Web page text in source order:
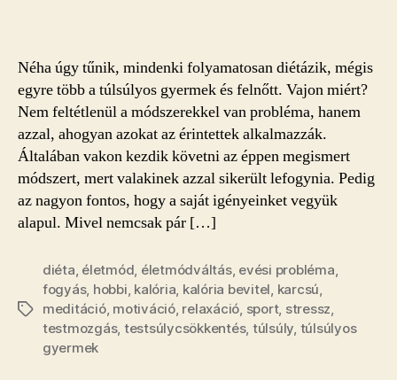
a
túlsúlyra…
bejegyzéshez
Néha úgy tűnik, mindenki folyamatosan diétázik, mégis
egyre több a túlsúlyos gyermek és felnőtt. Vajon miért?
Nem feltétlenül a módszerekkel van probléma, hanem
azzal, ahogyan azokat az érintettek alkalmazzák.
Általában vakon kezdik követni az éppen megismert
módszert, mert valakinek azzal sikerült lefogynia. Pedig
az nagyon fontos, hogy a saját igényeinket vegyük
alapul. Mivel nemcsak pár […]
Címkék
diéta életmód életmódváltás, evési probléma
fogyás, hobbi kalória kalória bevitel karcsú
meditáció, motiváció, relaxáció sport, stressz
testmozgás, testsúlycsökkentés, túlsúly túlsúlyos
gyermek